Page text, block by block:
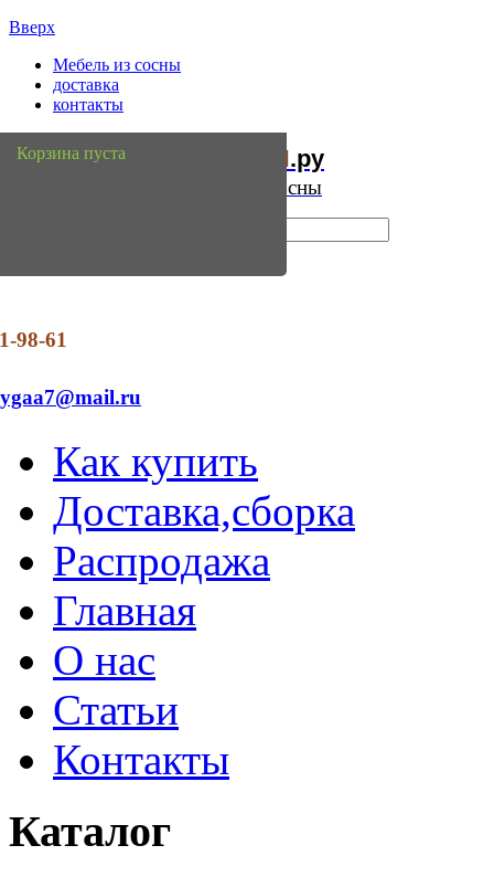
Вверх
Мебель из сосны
доставка
контакты
Мебель Сосны.ру
Интернет магазин мебели из сосны
98-61
Как купить
Доставка,сборка
Распродажа
Главная
О нас
Статьи
Контакты
Корзина пуста
Каталог